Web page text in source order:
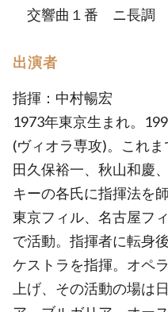
交響曲１番 ニ長調
出演者
指揮：中村暢宏
1973年東京生まれ。
(ヴィオラ専攻)。これま
田久保裕一、秋山和慶
キーの各氏に指揮法を
東京フィル、名古屋フ
で活動。指揮者に転身
ケストラを指揮。オペ
上げ、その活動の場は